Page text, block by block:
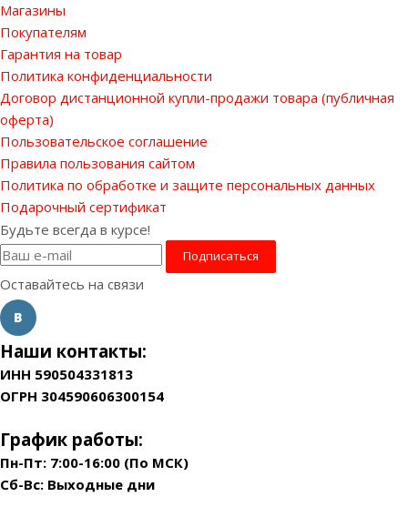
Магазины
Покупателям
Гарантия на товар
Политика конфиденциальности
Договор дистанционной купли-продажи товара (публичная
оферта)
Пользовательское соглашение
Правила пользования сайтом
Политика по обработке и защите персональных данных
Подарочный сертификат
Будьте всегда в курсе!
Оставайтесь на связи
Наши контакты:
ИНН 590504331813
ОГРН 304590606300154
График работы:
Пн-Пт: 7:00-16:00 (По МСК)
Сб-Вс: Выходные дни